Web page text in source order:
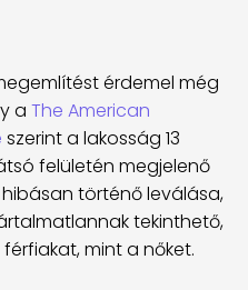
érdemel még
a The American
szerint a lakosság 13
felületén megjelenő
történő leválása,
tekinthető,
mint a nőket.